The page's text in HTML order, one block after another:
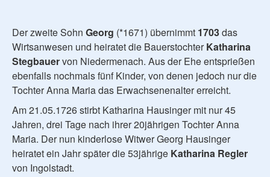
Der zweite Sohn Georg (*1671) übernimmt 1703das
Wirtsanwesen und heiratet die BauerstochterKatharina
Stegbauervon Niedermenach. Aus der Ehe entsprießen
ebenfalls nochmals fünf Kinder, von denen jedoch nur die
Tochter Anna Maria das Erwachsenenalter erreicht.
Am 21.05.1726 stirbt Katharina Hausinger mit nur 45
Jahren, drei Tage nach ihrer 20jährigen Tochter Anna
Maria. Der nun kinderlose Witwer Georg Hausinger
heiratet ein Jahr später die 53jährige Katharina Regler
von Ingolstadt.